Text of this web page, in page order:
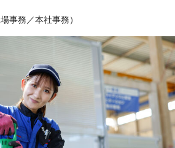
事務／本社事務）